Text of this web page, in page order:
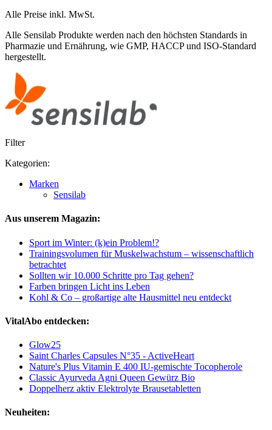
Alle Preise inkl. MwSt.
Alle Sensilab Produkte werden nach den höchsten Standards in
Pharmazie und Ernährung, wie GMP, HACCP und ISO-Standard
hergestellt.
Filter
Kategorien:
Marken
Sensilab
Aus unserem Magazin:
Sport im Winter: (k)ein Problem!?
Trainingsvolumen für Muskelwachstum – wissenschaftlich
betrachtet
Sollten wir 10.000 Schritte pro Tag gehen?
Farben bringen Licht ins Leben
Kohl & Co – großartige alte Hausmittel neu entdeckt
VitalAbo entdecken:
Glow25
Saint Charles Capsules N°35 - ActiveHeart
Nature's Plus Vitamin E 400 IU-gemischte Tocopherole
Classic Ayurveda Agni Queen Gewürz Bio
Doppelherz aktiv Elektrolyte Brausetabletten
Neuheiten: